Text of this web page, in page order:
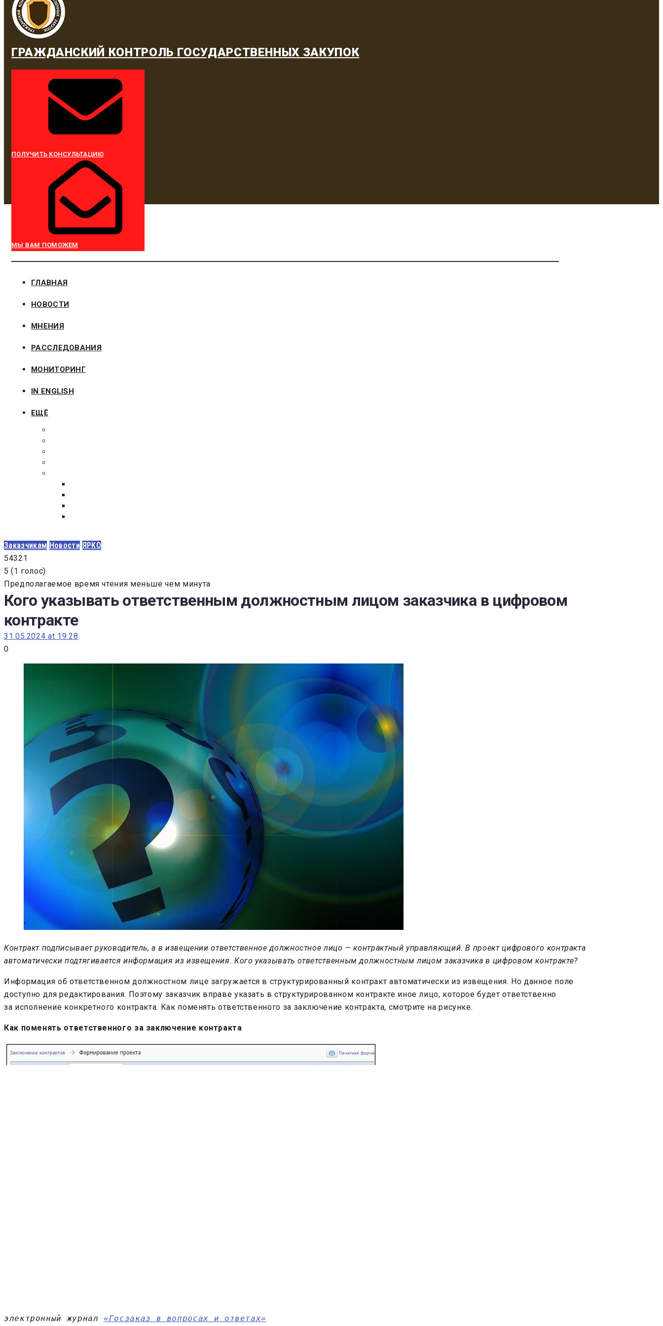
ГРАЖДАНСКИЙ КОНТРОЛЬ ГОСУДАРСТВЕННЫХ ЗАКУПОК
ПОЛУЧИТЬ КОНСУЛЬТАЦИЮ
МЫ ВАМ ПОМОЖЕМ
ГЛАВНАЯ
НОВОСТИ
МНЕНИЯ
РАССЛЕДОВАНИЯ
МОНИТОРИНГ
IN ENGLISH
ЕЩЁ
Заказчикам Новости ЯРКО
54321
5 (1 голос)
Предполагаемое время чтения меньше чем минута
Кого указывать ответственным должностным лицом заказчика в цифровом
контракте
31.05.2024 at 19:28
0
Контракт подписывает руководитель, а в извещении ответственное должностное лицо — контрактный управляющий. В проект цифрового контракта
автоматически подтягивается информация из извещения. Кого указывать ответственным должностным лицом заказчика в цифровом контракте?
Информация об ответственном должностном лице загружается в структурированный контракт автоматически из извещения. Но данное поле
доступно для редактирования. Поэтому заказчик вправе указать в структурированном контракте иное лицо, которое будет ответственно
за исполнение конкретного контракта. Как поменять ответственного за заключение контракта, смотрите на рисунке.
Как поменять ответственного за заключение контракта
электронный журнал «Госзаказ в вопросах и ответах»